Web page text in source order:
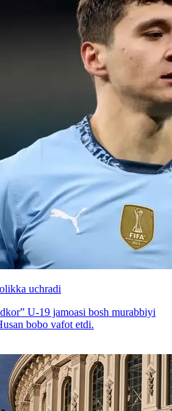
uchradi
U-19 jamoasi bosh murabbiyi
bobo vafot etdi.